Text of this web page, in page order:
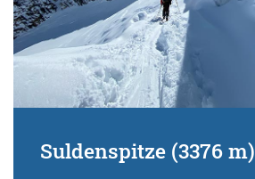
Suldenspitze (3376 m)